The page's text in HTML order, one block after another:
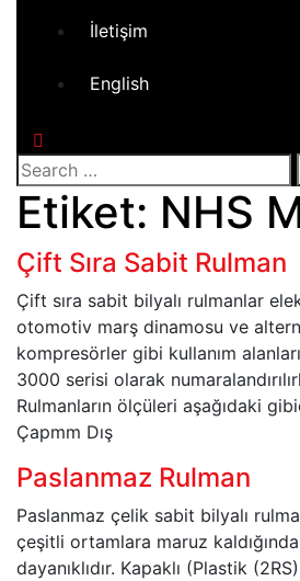
İletişim
English
Button
Etiket: NHS
Çift Sıra Sabit Rulman
Çift sıra sabit bilyalı rulmanlar
otomotiv marş dinamosu ve
kompresörler gibi kullanım
3000 serisi olarak
Rulmanların ölçüleri aşağıdaki
Çapmm Dış
Paslanmaz Rulman
Paslanmaz çelik sabit bilyalı
çeşitli ortamlara maruz
dayanıklıdır. Kapaklı (Plastik